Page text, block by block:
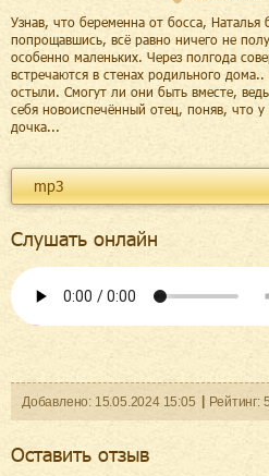
Узнав, что беременна от босса, Наталья
попрощавшись, всё равно ничего не
особенно маленьких. Через полгода
встречаются в стенах родильного
остыли. Смогут ли они быть вместе,
себя новоиспечённый отец, поняв, что у
дочка...
mp3
Слушать онлайн
Добавленo: 15.05.2024 15:05 Рейтинг: 5
Оcтавить отзыв